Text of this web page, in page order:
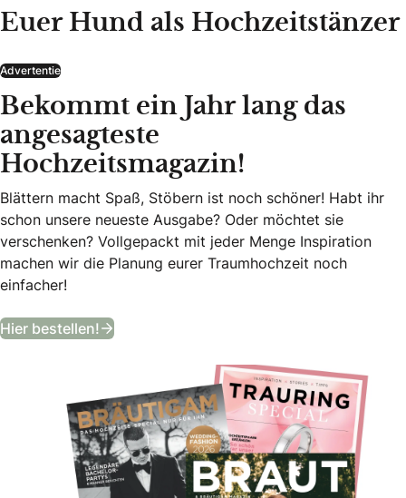
Euer Hund als Hochzeitstänzer
Advertentie
Bekommt ein Jahr lang das
angesagteste
Hochzeitsmagazin!
Blättern macht Spaß, Stöbern ist noch schöner! Habt ihr
schon unsere neueste Ausgabe? Oder möchtet sie
verschenken? Vollgepackt mit jeder Menge Inspiration
machen wir die Planung eurer Traumhochzeit noch
einfacher!
Hier bestellen! Bekommt ein Jahr lang das